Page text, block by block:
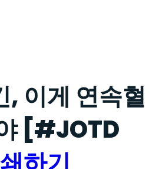
이게 연속혈
[#JOTD